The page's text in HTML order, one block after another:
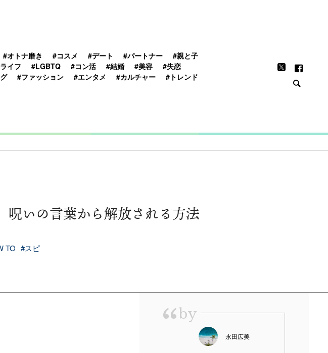
#オトナ磨き #コスメ #デート #パートナー
#親と子
イフ #LGBTQ #コン活 #結婚 #美容
#失恋
#ファッション #エンタメ #カルチャー #トレンド
呪いの言葉から解放される方法
TO #スピ
“by
永田広美